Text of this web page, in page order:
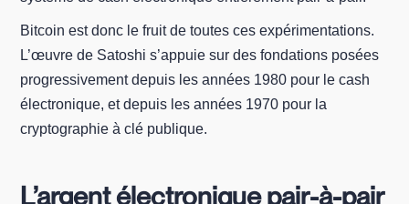
Bitcoin est donc le fruit de toutes ces expérimentations.
L’œuvre de Satoshi s’appuie sur des fondations posées
progressivement depuis les années 1980 pour le cash
électronique, et depuis les années 1970 pour la
cryptographie à clé publique.
L’argent électronique pair-à-pair